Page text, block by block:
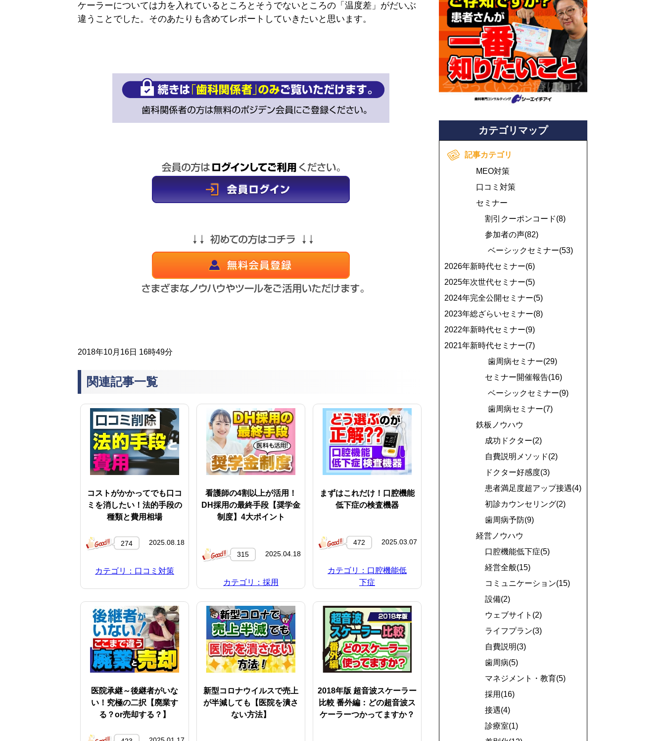
ケーラーについては力を入れているところとそうでないところの「温度差」がだいぶ
違うことでした。そのあたりも含めてレポートしていきたいと思います。
2018年10月16日 16時49分
関連記事一覧
コストがかかってでも口コ
ミを消したい！法的手段の
種類と費用相場
2025.08.18
274
カテゴリ：口コミ対策
看護師の4割以上が活用！
DH採用の最終手段【奨学金
制度】4大ポイント
2025.04.18
315
カテゴリ：採用
まずはこれだけ！口腔機能
低下症の検査機器
2025.03.07
472
カテゴリ：口腔機能低
下症
医院承継～後継者がいな
い！究極の二択【廃業す
る？or売却する？】
新型コロナウイルスで売上
が半減しても【医院を潰さ
ない方法】
2018年版 超音波スケーラー
比較 番外編：どの超音波ス
ケーラーつかってますか？
カテゴリマップ
記事カテゴリ
MEO対策
口コミ対策
セミナー
割引クーポンコード(8)
参加者の声(82)
ベーシックセミナー(53)
2026年新時代セミナー(6)
2025年次世代セミナー(5)
2024年完全公開セミナー(5)
2023年総ざらいセミナー(8)
2022年新時代セミナー(9)
2021年新時代セミナー(7)
歯周病セミナー(29)
セミナー開催報告(16)
ベーシックセミナー(9)
歯周病セミナー(7)
鉄板ノウハウ
成功ドクター(2)
自費説明メソッド(2)
ドクター好感度(3)
患者満足度超アップ接遇(4)
初診カウンセリング(2)
歯周病予防(9)
経営ノウハウ
口腔機能低下症(5)
経営全般(15)
コミュニケーション(15)
設備(2)
ウェブサイト(2)
ライフプラン(3)
自費説明(3)
歯周病(5)
マネジメント・教育(5)
採用(16)
接遇(4)
診療室(1)